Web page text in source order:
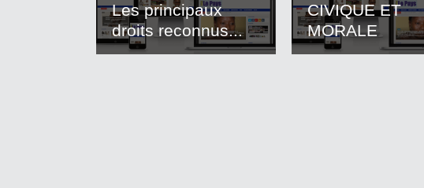
Les principaux
droits reconnus...
CIVIQUE ET
MORALE